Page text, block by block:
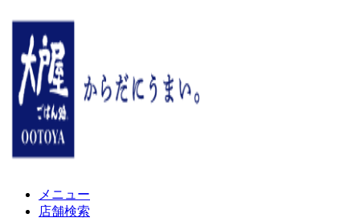
メニュー
店舗検索